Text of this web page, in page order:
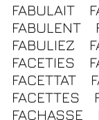
FABULAIT
FABULENT
FABULIEZ
FACETIES
FACETTAT
FACETTES
FACHASSE